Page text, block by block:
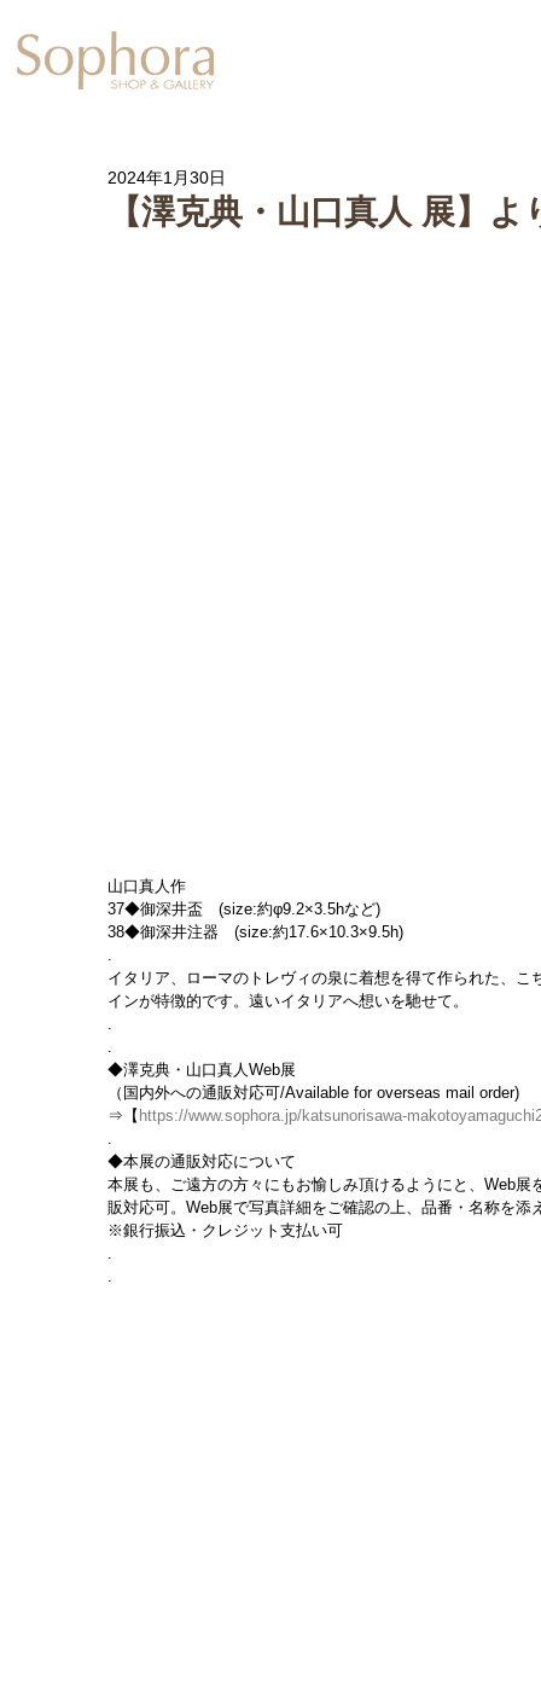
【澤克典・山口真人 展】
2024年1月30日
山口真人作
37◆御深井盃　(size:約φ9.2×3.5hなど)
38◆御深井注器　(size:約17.6×10.3×9.5h)
.
イタリア、ローマのトレヴィの泉に着想を得て作られた、
インが特徴的です。遠いイタリアへ想いを馳せて。
.
.
◆澤克典・山口真人Web展
（国内外への通販対応可/Available for overseas mail order)
⇒【 https://www.sophora.jp/katsunorisawa-
.
◆本展の通販対応について
本展も、ご遠方の方々にもお愉しみ頂けるようにと、Web
販対応可。Web展で写真詳細をご確認の上、品番・名称を
※銀行振込・クレジット支払い可
.
.